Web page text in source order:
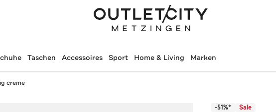
Taschen Accessoires Sport Home & Living Marken
creme
-51%* Sale